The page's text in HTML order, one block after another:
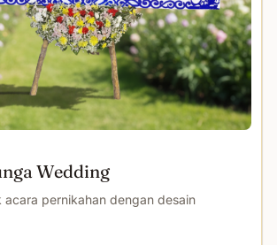
Wedding
acara pernikahan dengan desain